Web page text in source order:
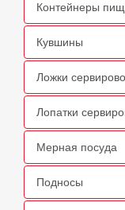
Контейнеры
Кувшины
Ложки
Лопатки
Мерная посуда
Подносы